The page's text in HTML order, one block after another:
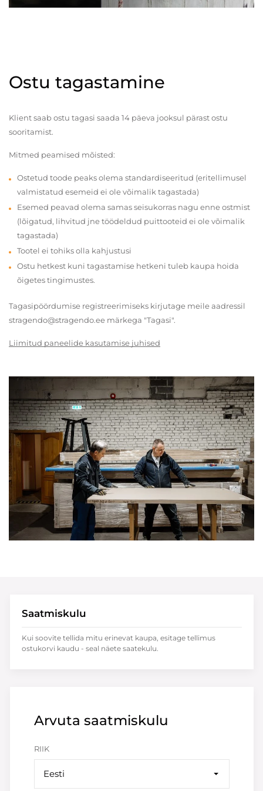
Ostu tagastamine
Klient saab ostu tagasi saada 14 päeva jooksul pärast ostu
sooritamist.
Mitmed peamised mõisted:
Ostetud toode peaks olema standardiseeritud (eritellimusel
valmistatud esemeid ei ole võimalik tagastada)
Esemed peavad olema samas seisukorras nagu enne ostmist
(lõigatud, lihvitud jne töödeldud puittooteid ei ole võimalik
tagastada)
Tootel ei tohiks olla kahjustusi
Ostu hetkest kuni tagastamise hetkeni tuleb kaupa hoida
õigetes tingimustes.
Tagasipöördumise registreerimiseks kirjutage meile aadressil
stragendo@stragendo.ee märkega "Tagasi".
Liimitud paneelide kasutamise juhised
Arvuta saatmiskulu
RIIK
Eesti
Saatmiskulu
Kui soovite tellida mitu erinevat kaupa, esitage tellimus
ostukorvi kaudu - seal näete saatekulu.